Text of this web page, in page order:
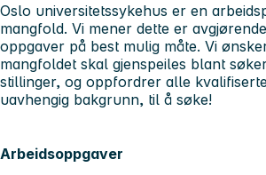
Oslo universitetssykehus er en
mangfold. Vi mener dette er
oppgaver på best mulig måte. Vi
mangfoldet skal gjenspeiles blant
stillinger, og oppfordrer alle
uavhengig bakgrunn, til å søke!
Arbeidsoppgaver